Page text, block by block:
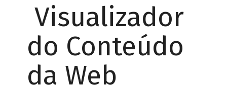
Visualizador
do Conteúdo
da Web